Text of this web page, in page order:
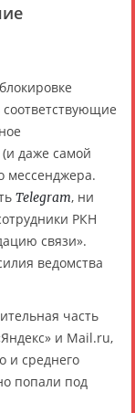
(и даже самой
мессенджера.
Telegram, ни
РКН
связи».
ведомства
часть
и Mail.ru,
и среднего
попали под